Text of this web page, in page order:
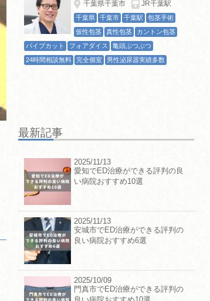
千葉県千葉市 JR千葉駅
千葉県 千葉市 千葉駅
包茎手術
仮性包茎
真性包茎
カントン包茎
パイプカット
フォアダイス
亀頭ぶつぶつ
24時間相談無料
完全個室 男性泌尿器実績多数
最新記事
2025/11/13
愛知でED治療ができる評判の良
い病院おすすめ10選
2025/11/13
安城市でED治療ができる評判の
良い病院おすすめ6選
2025/10/09
門真市でED治療ができる評判の